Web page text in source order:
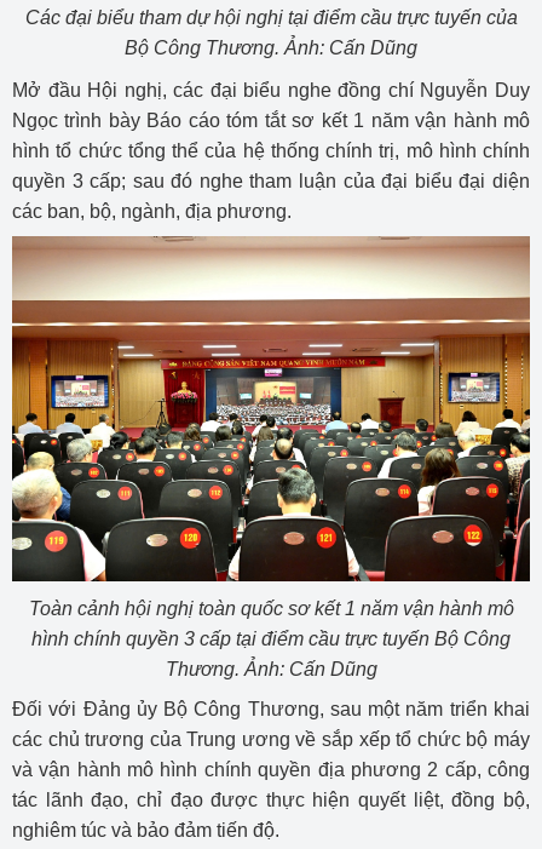
Các đại biểu tham dự hội nghị tại điểm cầu trực tuyến của
Bộ Công Thương. Ảnh: Cấn Dũng
Mở đầu Hội nghị, các đại biểu nghe đồng chí Nguyễn Duy
Ngọc trình bày Báo cáo tóm tắt sơ kết 1 năm vận hành mô
hình tổ chức tổng thể của hệ thống chính trị, mô hình chính
quyền 3 cấp; sau đó nghe tham luận của đại biểu đại diện
các ban, bộ, ngành, địa phương.
Toàn cảnh hội nghị toàn quốc sơ kết 1 năm vận hành mô
hình chính quyền 3 cấp tại điểm cầu trực tuyến Bộ Công
Thương. Ảnh: Cấn Dũng
Đối với Đảng ủy Bộ Công Thương, sau một năm triển khai
các chủ trương của Trung ương về sắp xếp tổ chức bộ máy
và vận hành mô hình chính quyền địa phương 2 cấp, công
tác lãnh đạo, chỉ đạo được thực hiện quyết liệt, đồng bộ,
nghiêm túc và bảo đảm tiến độ.